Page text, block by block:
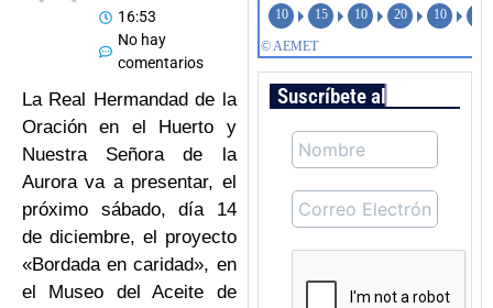
16:53
No hay
comentarios
La Real Hermandad de la
Oración en el Huerto y
Nuestra Señora de la
Aurora va a presentar, el
próximo sábado, día 14
de diciembre, el proyecto
«Bordada en caridad», en
el Museo del Aceite de
Suscríbete al boletín